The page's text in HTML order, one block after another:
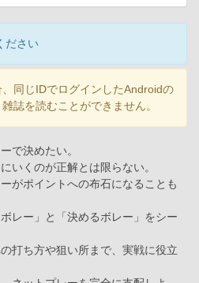
ださい
同じIDでログインしたAndroidの
誌を読むことができません。
で決めたい。
いくのが正解とは限らない。
がポイントへの布石になることも
レー」と「決めるボレー」をシー
打ち方や狙い所まで、実戦に役立